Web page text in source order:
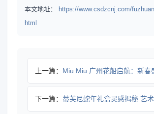
本文地址：
https://www.csdzcnj.com/
html
上一篇： Miu Miu 广州花船启航：新春盛典引
下一篇： 蒂芙尼蛇年礼盒灵感揭秘 艺术家王令尘中